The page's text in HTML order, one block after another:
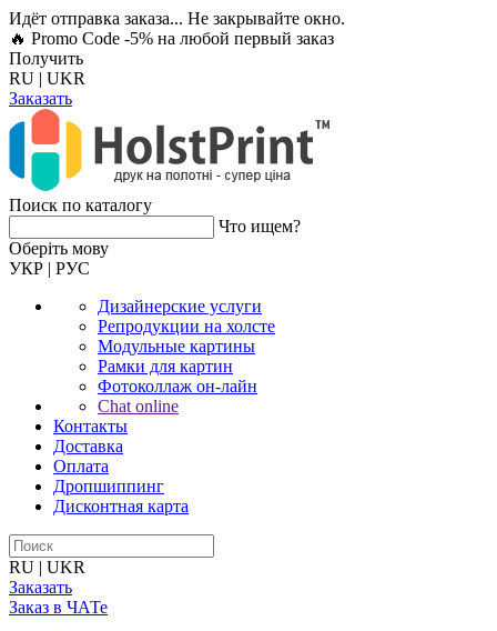
Идёт отправка заказа... Не закрывайте окно.
🔥 Promo Code -5% на любой первый заказ
Получить
RU | UKR
Заказать
Поиск по каталогу
Что ищем?
Оберiть мову
УКР | РУС
Дизайнерские услуги
Репродукции на холсте
Модульные картины
Рамки для картин
Фотоколлаж он-лайн
Chat online
Контакты
Доставка
Оплата
Дропшиппинг
Дисконтная карта
RU | UKR
Заказать
Заказ в ЧАТе